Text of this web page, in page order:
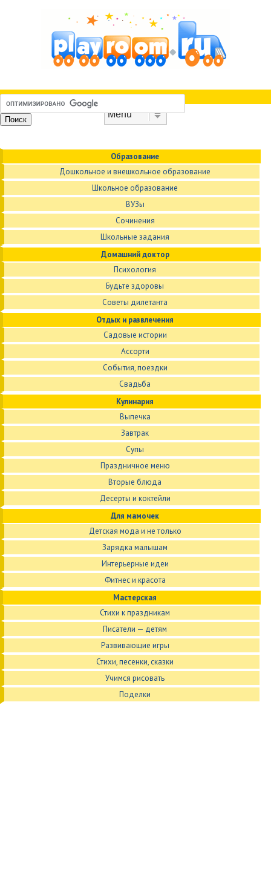
Образование
Дошкольное и внешкольное образование
Школьное образование
ВУЗы
Сочинения
Школьные задания
Домашний доктор
Психология
Будьте здоровы
Советы дилетанта
Отдых и развлечения
Садовые истории
Ассорти
События, поездки
Свадьба
Кулинария
Выпечка
Завтрак
Супы
Праздничное меню
Вторые блюда
Десерты и коктейли
Для мамочек
Детская мода и не только
Зарядка малышам
Интерьерные идеи
Фитнес и красота
Мастерская
Стихи к праздникам
Писатели — детям
Развивающие игры
Стихи, песенки, сказки
Учимся рисовать
Поделки